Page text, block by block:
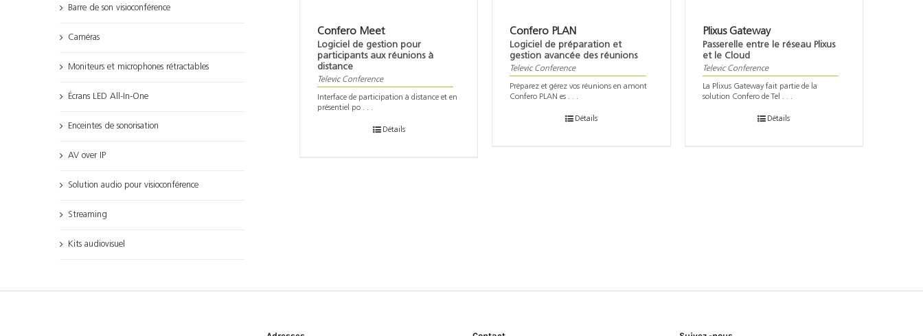
Confero Meet
Logiciel de gestion pour
participants aux réunions à
distance
Televic Conference
Interface de participation à distance et en
présentiel po . . .
Détails
Confero PLAN
Logiciel de préparation et
gestion avancée des réunions
Televic Conference
Préparez et gérez vos réunions en amont
Confero PLAN es . . .
Détails
Plixus Gateway
Passerelle entre le réseau Plixus
et le Cloud
Televic Conference
La Plixus Gateway fait partie de la
solution Confero de Tel . . .
Détails
Barre de son visioconférence
Caméras
Moniteurs et microphones rétractables
Écrans LED All-In-One
Enceintes de sonorisation
AV over IP
Solution audio pour visioconférence
Streaming
Kits audiovisuel